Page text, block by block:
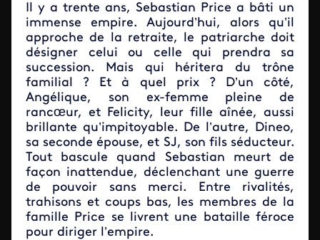
Il y a trente ans, Sebastian Price a bâti un
immense empire. Aujourd’hui, alors qu’il
approche de la retraite, le patriarche doit
désigner celui ou celle qui prendra sa
succession. Mais qui héritera du trône
familial ? Et à quel prix ? D’un côté,
Angélique, son ex-femme pleine de
rancœur, et Felicity, leur fille aînée, aussi
brillante qu’impitoyable. De l’autre, Dineo,
sa seconde épouse, et SJ, son fils séducteur.
Tout bascule quand Sebastian meurt de
façon inattendue, déclenchant une guerre
de pouvoir sans merci. Entre rivalités,
trahisons et coups bas, les membres de la
famille Price se livrent une bataille féroce
pour diriger l’empire.